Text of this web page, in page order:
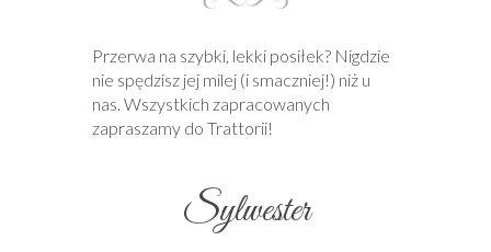
Przerwa na szybki, lekki posiłek? Nigdzie
nie spędzisz jej milej (i smaczniej!) niż u
nas. Wszystkich zapracowanych
zapraszamy do Trattorii!
Sylwester